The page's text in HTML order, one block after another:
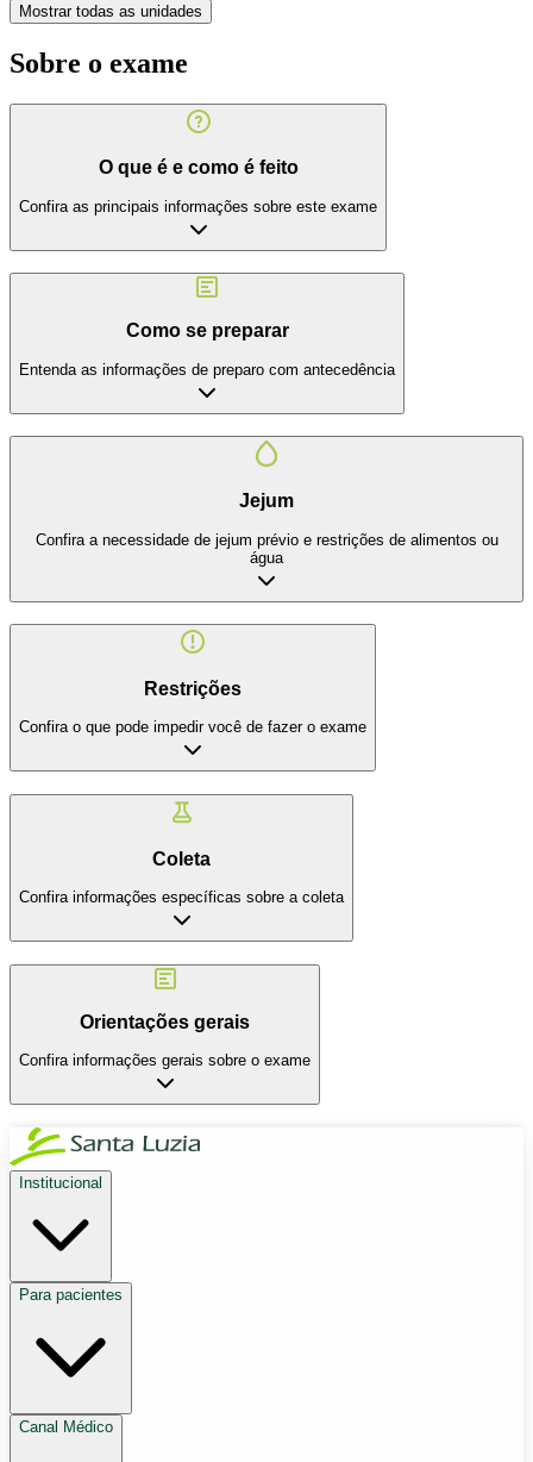
Mostrar todas as unidades
Sobre o exame
O que é e como é feito
Confira as principais informações sobre este exame
Como se preparar
Entenda as informações de preparo com antecedência
Jejum
Confira a necessidade de jejum prévio e restrições de alimentos ou
água
Restrições
Confira o que pode impedir você de fazer o exame
Coleta
Confira informações específicas sobre a coleta
Orientações gerais
Confira informações gerais sobre o exame
Institucional
Para pacientes
Canal Médico